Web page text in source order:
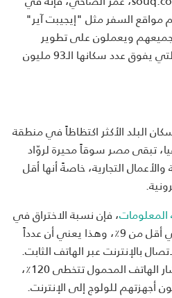
ويعملون على تطوير
السوق وتقويتها في مصر، التي يفوق عدد سكانها الـ93 مليون
البلد الأكثر اكتظاظاً في منطقة
تبقى مصر سوقاً محيرة لروّاد
والأعمال التجارية، خاصةً أنها أقل
المعلومات، فإن نسبة الاختراق في
خط الهاتف المنزلي الثابت هي أقل من 9٪، وهذا يعني أن عدداً
بالإنترنت عبر الهاتف الثابت.
وعلى الرغم من أن نسبة انتشار الهاتف المحمول تتخطى 120٪،
أجهزتهم للولوج إلى الإنترنت.